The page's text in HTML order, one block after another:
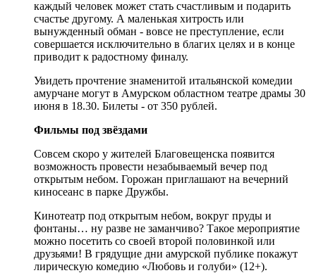
каждый человек может стать счастливым и подарить
счастье другому. А маленькая хитрость или
вынужденный обман - вовсе не преступление, если
совершается исключительно в благих целях и в конце
приводит к радостному финалу.
Увидеть прочтение знаменитой итальянской комедии
амурчане могут в Амурском областном театре драмы 30
июня в 18.30. Билеты - от 350 рублей.
Фильмы под звёздами
Совсем скоро у жителей Благовещенска появится
возможность провести незабываемый вечер под
открытым небом. Горожан приглашают на вечерний
киносеанс в парке Дружбы.
Кинотеатр под открытым небом, вокруг пруды и
фонтаны… ну разве не заманчиво? Такое мероприятие
можно посетить со своей второй половинкой или
друзьями! В грядущие дни амурской публике покажут
лирическую комедию «Любовь и голуби» (12+).